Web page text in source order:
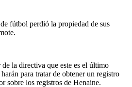
fútbol perdió la propiedad de sus
la directiva que este es el último
para tratar de obtener un registro
sobre los registros de Henaine.